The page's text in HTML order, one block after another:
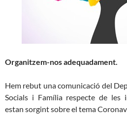
Organitzem-nos adequadament.
Hem rebut una comunicació del
Socials i Família respecte de les
estan sorgint sobre el tema